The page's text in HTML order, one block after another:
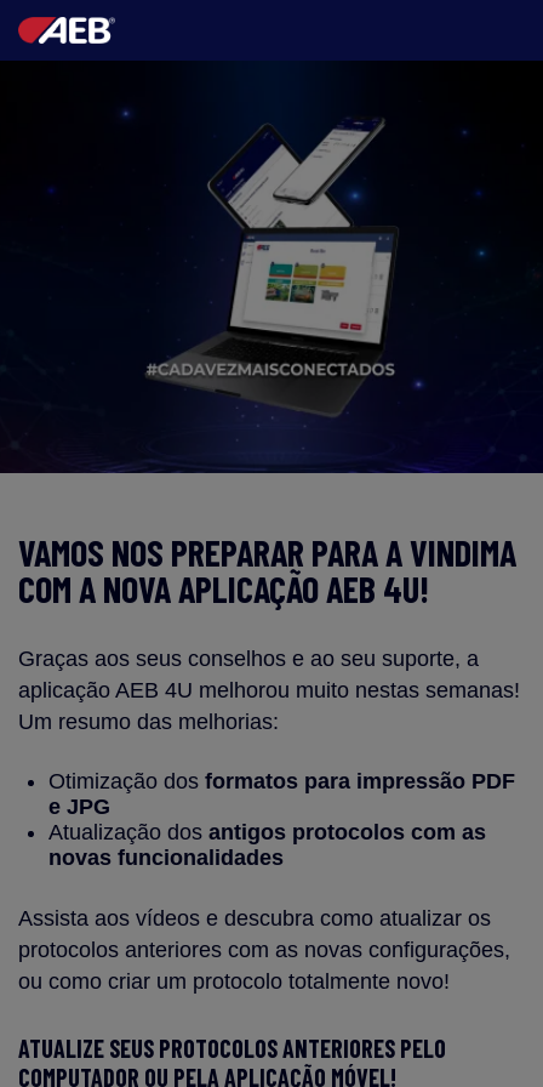
CERVEJA
BR
VAMOS NOS PREPARAR PARA A VINDIMA
COM A NOVA APLICAÇÃO AEB 4U!
Graças aos seus conselhos e ao seu suporte, a
aplicação AEB 4U melhorou muito nestas semanas!
Um resumo das melhorias:
Otimização dos formatos para impressão PDF
e JPG
Atualização dos antigos protocolos com as
novas funcionalidades
Assista aos vídeos e descubra como atualizar os
protocolos anteriores com as novas configurações,
ou como criar um protocolo totalmente novo!
ATUALIZE SEUS PROTOCOLOS ANTERIORES PELO
COMPUTADOR OU PELA APLICAÇÃO MÓVEL!